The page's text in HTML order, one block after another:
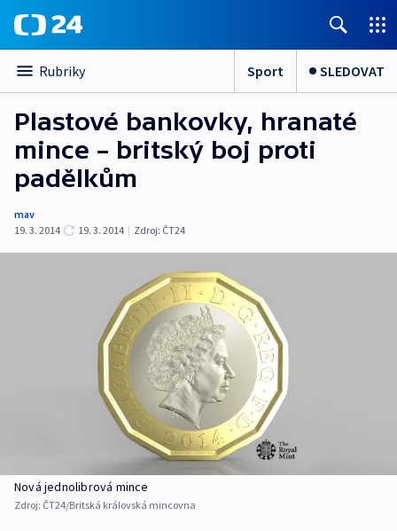
Rubriky Sport SLEDOVAT
Plastové bankovky, hranaté
mince – britský boj proti
padělkům
mav
19. 3. 2014
19. 3. 2014 | Zdroj: ČT24
Nová jednolibrová mince
Zdroj: ČT24/Britská královská mincovna